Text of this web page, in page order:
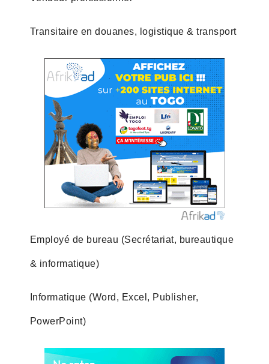
Transitaire en douanes, logistique & transport
Employé de bureau (Secrétariat, bureautique
& informatique)
Informatique (Word, Excel, Publisher,
PowerPoint)